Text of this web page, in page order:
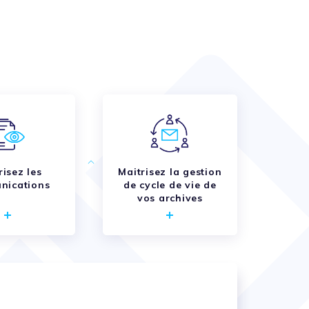
L’enlèvement ainsi que
gestion de vos espaces. Le logiciel
les
meilleure gestion des prêts
Maitrisez la gestion
de cycle de vie de
vos archives